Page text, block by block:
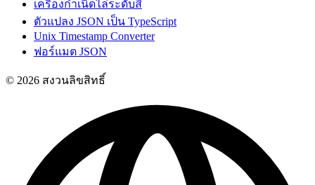
เครื่องกำเนิดไล่ระดับสี
ตัวแปลง JSON เป็น TypeScript
Unix Timestamp Converter
ฟอร์แมต JSON
© 2026 สงวนลิขสิทธิ์